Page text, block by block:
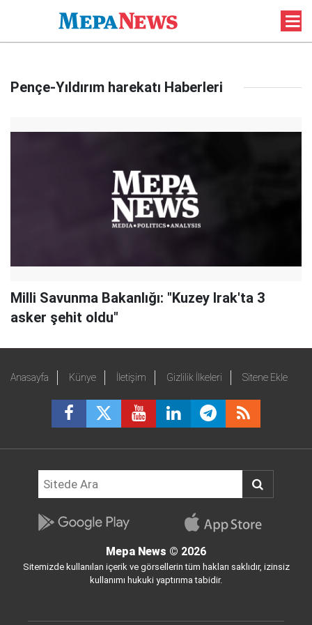
Pençe-Yıldırım harekatı Haberleri
Milli Savunma Bakanlığı: "Kuzey Irak'ta 3
asker şehit oldu"
Anasayfa Künye İletişim Gizlilik İlkeleri Sitene Ekle
Mepa News © 2026
Sitemizde kullanılan içerik ve görsellerin tüm hakları saklıdır, izinsiz
kullanımı hukuki yaptırıma tabidir.